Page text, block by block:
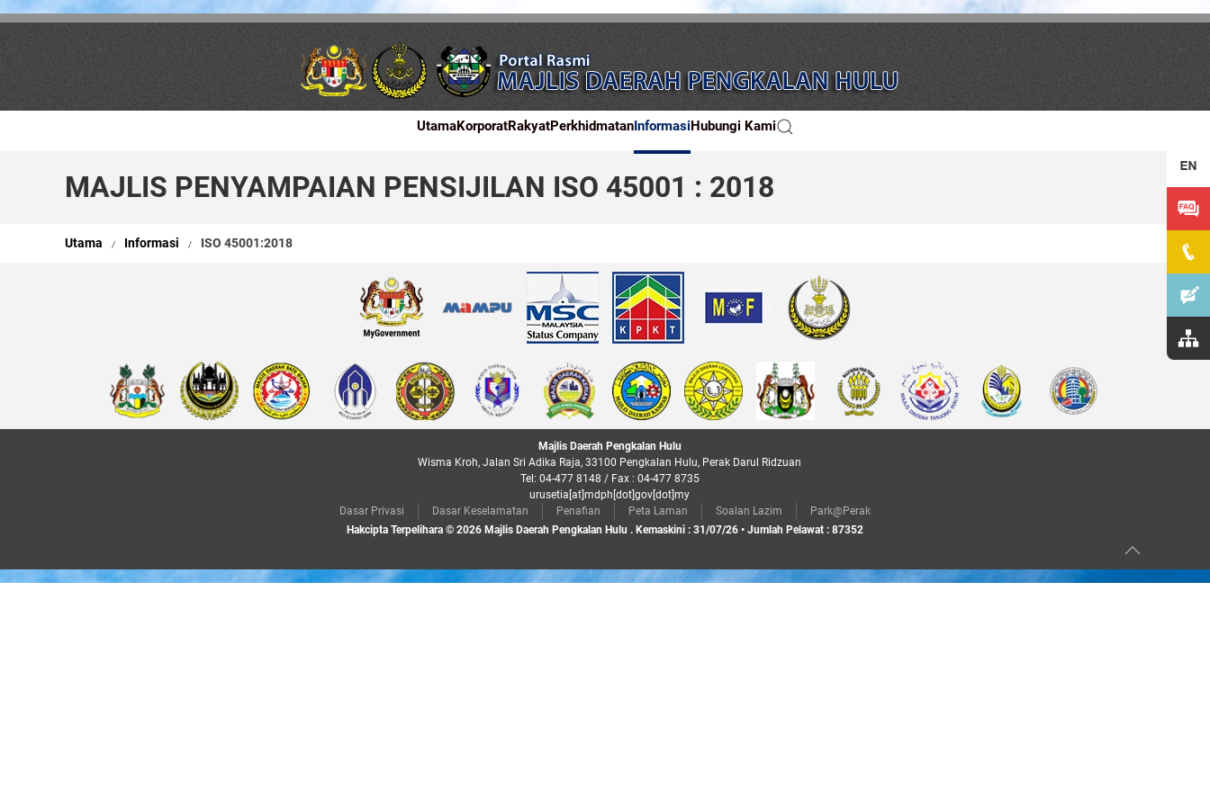
UtamaKorporatRakyatPerkhidmatanInformasiHubungi Kami
MAJLIS PENYAMPAIAN PENSIJILAN ISO 45001 : 2018
Utama Informasi ISO 45001:2018
Majlis Daerah Pengkalan Hulu
Wisma Kroh, Jalan Sri Adika Raja, 33100 Pengkalan Hulu, Perak Darul Ridzuan
Tel: 04-477 8148 / Fax : 04-477 8735
urusetia[at]mdph[dot]gov[dot]my
Dasar Privasi
Dasar Keselamatan Penafian Peta Laman Soalan Lazim
Park@Perak
Hakcipta Terpelihara © 2026 Majlis Daerah Pengkalan Hulu . Kemaskini : 31/07/26 • Jumlah Pelawat : 87352